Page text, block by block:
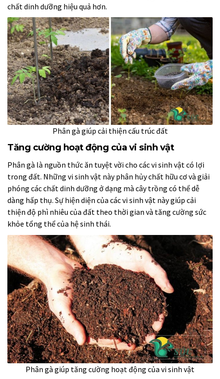
chất dinh dưỡng hiệu quả hơn.
Phân gà giúp cải thiện cấu trúc đất
Tăng cường hoạt động của vi sinh vật
Phân gà là nguồn thức ăn tuyệt vời cho các vi sinh vật có lợi
trong đất. Những vi sinh vật này phân hủy chất hữu cơ và giải
phóng các chất dinh dưỡng ở dạng mà cây trồng có thể dễ
dàng hấp thụ. Sự hiện diện của các vi sinh vật này giúp cải
thiện độ phì nhiêu của đất theo thời gian và tăng cường sức
khỏe tổng thể của hệ sinh thái.
Phân gà giúp tăng cường hoạt động của vi sinh vật